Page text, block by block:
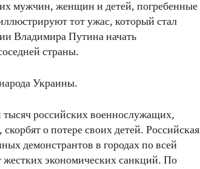
мужчин, женщин и детей, погребенные
тот ужас, который стал
Владимира Путина начать
страны.
Украины.
тысяч российских военнослужащих,
о потере своих детей. Российская
демонстрантов в городах по всей
жестких экономических санкций. По